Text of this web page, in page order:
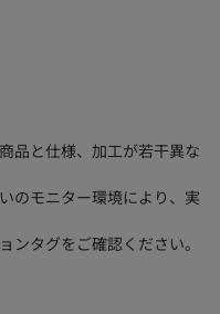
品と仕様、加工が若干異な
のモニター環境により、実
タグをご確認ください。